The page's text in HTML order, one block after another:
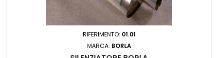
RIFERIMENTO: 01.01
MARCA: BORLA